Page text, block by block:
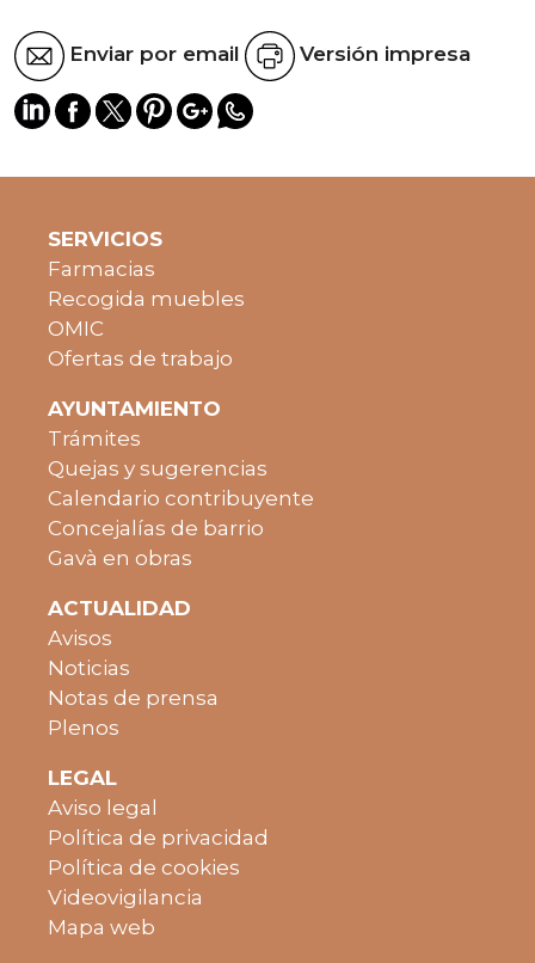
Enviar por email Versión impresa
SERVICIOS
Farmacias
Recogida muebles
OMIC
Ofertas de trabajo
AYUNTAMIENTO
Trámites
Quejas y sugerencias
Calendario contribuyente
Concejalías de barrio
Gavà en obras
ACTUALIDAD
Avisos
Noticias
Notas de prensa
Plenos
LEGAL
Aviso legal
Política de privacidad
Política de cookies
Videovigilancia
Mapa web